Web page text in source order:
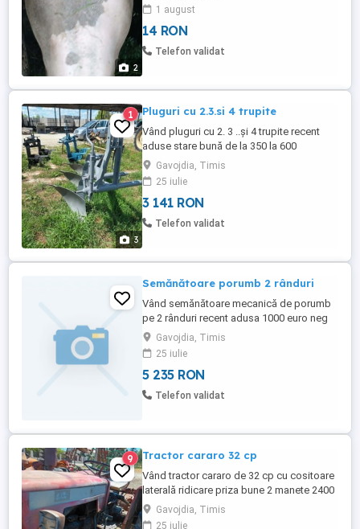
2
1 august
14 RON
Telefon validat
3
1 Pluguri cu 2.3.si 4 trupite
Vând pluguri cu 2. 3 ..și 4 trupite recent
aduse stare bună de la 350 la 600
Gavojdia, Timis
25 iulie
3 141 RON
Telefon validat
Semănătoare porumb 2 rânduri
Vând semănătoare mecanică de porumb
pe 2 rânduri recent adusa 1000 euro neg
Gavojdia, Timis
25 iulie
5 235 RON
Telefon validat
9 Tractor cararo 32 cp
Vând tractor cararo de 32 cp cu cositoare
laterală ridicare priza bune 2 manete 2400
euro neg
Gavojdia, Timis
25 iulie